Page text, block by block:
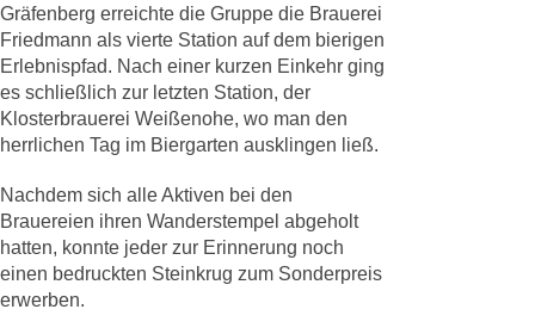
Gräfenberg erreichte die Gruppe die Brauerei
Friedmann als vierte Station auf dem bierigen
Erlebnispfad. Nach einer kurzen Einkehr ging
es schließlich zur letzten Station, der
Klosterbrauerei Weißenohe, wo man den
herrlichen Tag im Biergarten ausklingen ließ.
Nachdem sich alle Aktiven bei den
Brauereien ihren Wanderstempel abgeholt
hatten, konnte jeder zur Erinnerung noch
einen bedruckten Steinkrug zum Sonderpreis
erwerben.